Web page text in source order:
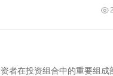
者在投资组合中的重要组成